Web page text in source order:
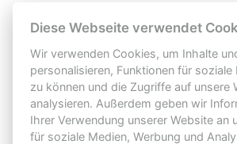
Hast du noch Fragen?
Dann schreib uns doch kurz
über WhatsApp:
0151-17525903
Diese Webseite verwendet
Wir verwenden Cookies, um Inhalte
personalisieren, Funktionen für soziale
zu können und die Zugriffe auf unsere
analysieren. Außerdem geben wir
Ihrer Verwendung unserer Website an
für soziale Medien, Werbung und